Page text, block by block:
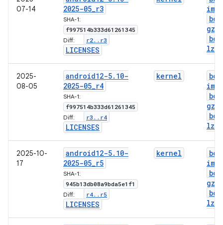
07-14
2025-05_r3
SHA-1:
f997514b333d61261345
Diff: r2. . r3
LICENSES
img
gz
lz4
2025-
08-05
android12-5. 10-
2025-05_r4
SHA-1:
f997514b333d61261345
Diff: r3 . . r4
LICENSES
kernel
img
gz
lz4
2025-10-
17
android12-5. 10-
2025-05_r5
SHA-1:
945b13db08a9bda5e1f1
Diff: r4. . r5
LICENSES
kernel
img
gz
lz4